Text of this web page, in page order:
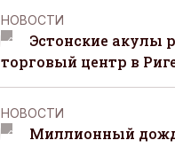
НОВОСТИ
Эстонские акулы
торговый центр в
НОВОСТИ
Миллионный